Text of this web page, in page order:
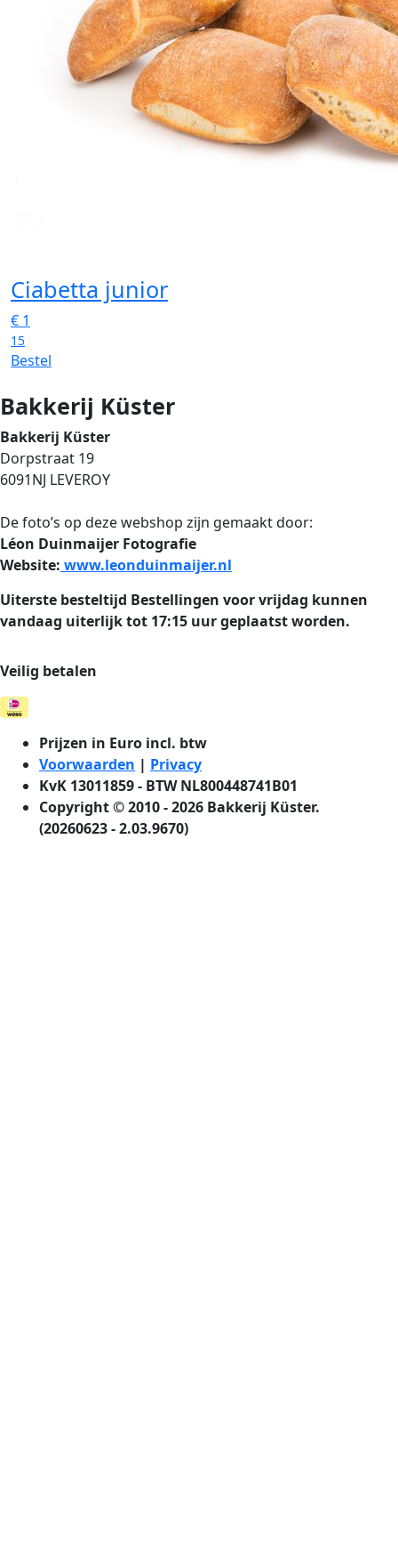
Ciabetta junior
€ 1
15
Bestel
Bakkerij Küster
Bakkerij Küster
Dorpstraat 19
6091NJ LEVEROY
De foto’s op deze webshop zijn gemaakt door:
Léon Duinmaijer Fotografie
Website: www.leonduinmaijer.nl
Uiterste besteltijd Bestellingen voor vrijdag kunnen
vandaag uiterlijk tot 17:15 uur geplaatst worden.
Veilig betalen
Prijzen in Euro incl. btw
Voorwaarden | Privacy
KvK 13011859 - BTW NL800448741B01
Copyright © 2010 - 2026 Bakkerij Küster.
(20260623 - 2.03.9670)